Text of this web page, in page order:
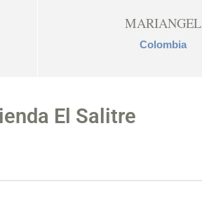
MARIANGEL
Colombia
El Salitre